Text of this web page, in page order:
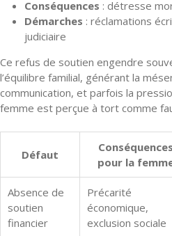
Conséquences : détresse
Démarches : réclamations
judiciaire
Ce refus de soutien engendre
l’équilibre familial, générant la
communication, et parfois la
femme est perçue à tort comme
Défaut
Conséquences
pour la
Absence de
soutien
financier
Précarité
économique,
exclusion sociale